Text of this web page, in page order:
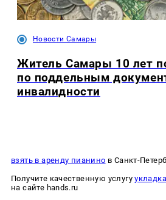
Новости Самары
Житель Самары 10 лет
по поддельным
инвалидности
взять в аренду пианино в Санкт-
Получите качественную услугу
на сайте hands.ru